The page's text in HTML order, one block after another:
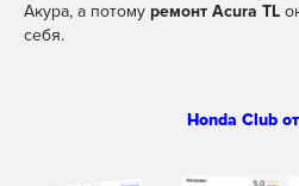
Акура, а потому ремонт Acura TL
себя.
Honda Club